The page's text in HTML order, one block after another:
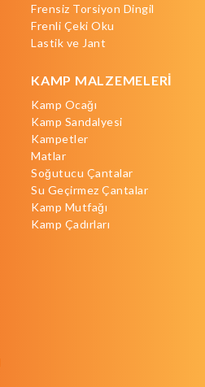
Frensiz Torsiyon Dingil
Frenli Çeki Oku
Lastik ve Jant
KAMP MALZEMELERİ
Kamp Ocağı
Kamp Sandalyesi
Kampetler
Matlar
Soğutucu Çantalar
Su Geçirmez Çantalar
Kamp Mutfağı
Kamp Çadırları